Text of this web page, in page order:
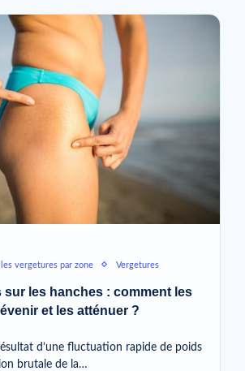
les vergetures par zone Vergetures
sur les hanches : comment les
et les atténuer ?
d’une fluctuation rapide de poids
brutale de la…